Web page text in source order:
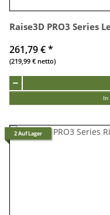
Raise3D PRO3 Series
261,79 €*
(219,99 € netto)
In
2 Auf Lager